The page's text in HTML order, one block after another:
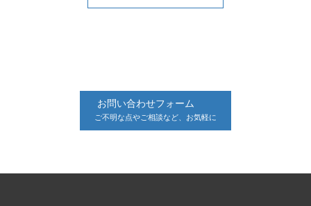
お問い合わせフォーム
ご不明な点やご相談など、お気軽に